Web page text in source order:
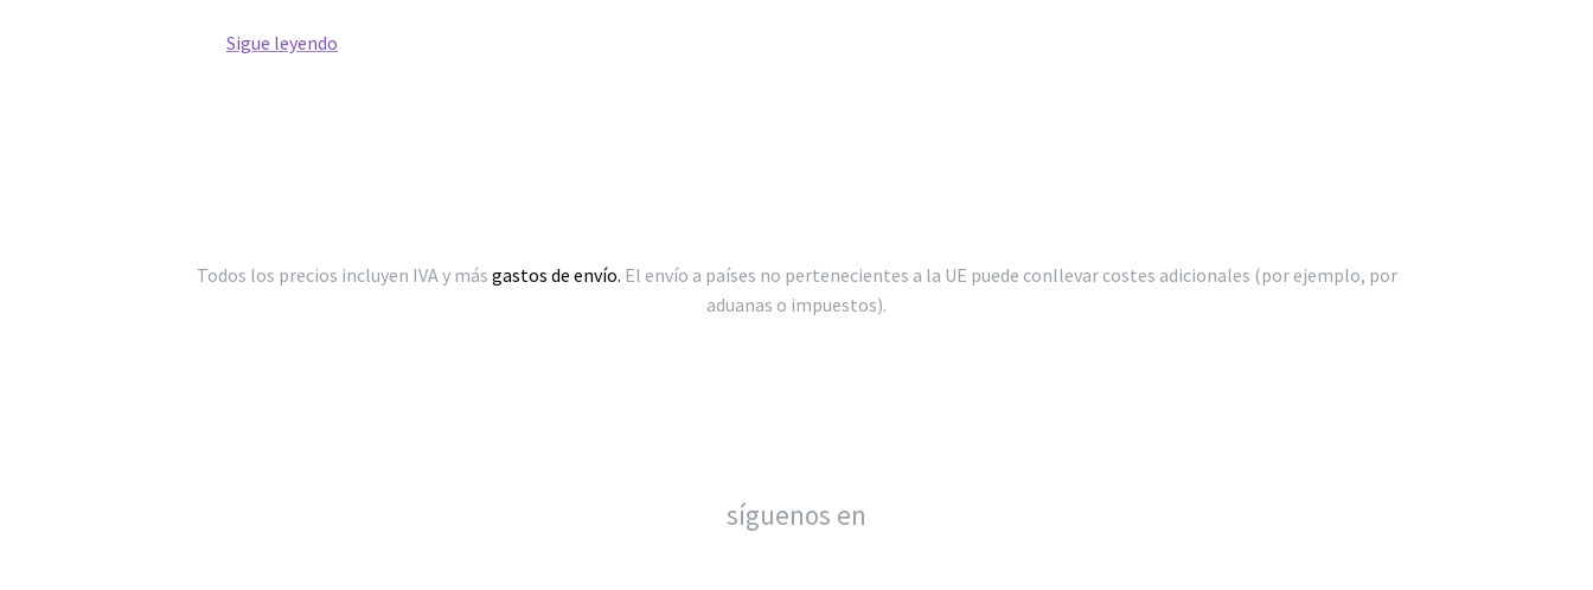
Sigue leyendo¡Practica
para
Todos los precios incluyen IVA y más gastos de envío. El envío a países no pertenecientes a la UE puede conllevar costes adicionales (por ejemplo, por
aduanas o impuestos).
síguenos en